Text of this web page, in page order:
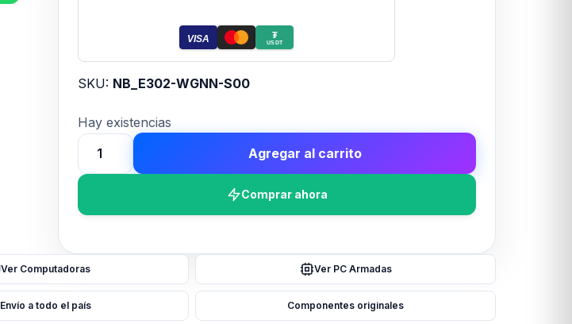
VISA ₮
USDT
SKU: NB_E302-WGNN-S00
Hay existencias
GABINETE
COOLER
cantidad
Agregar al carrito
Comprar ahora
Ver Computadoras Ver PC Armadas
Envío a todo el país Componentes originales